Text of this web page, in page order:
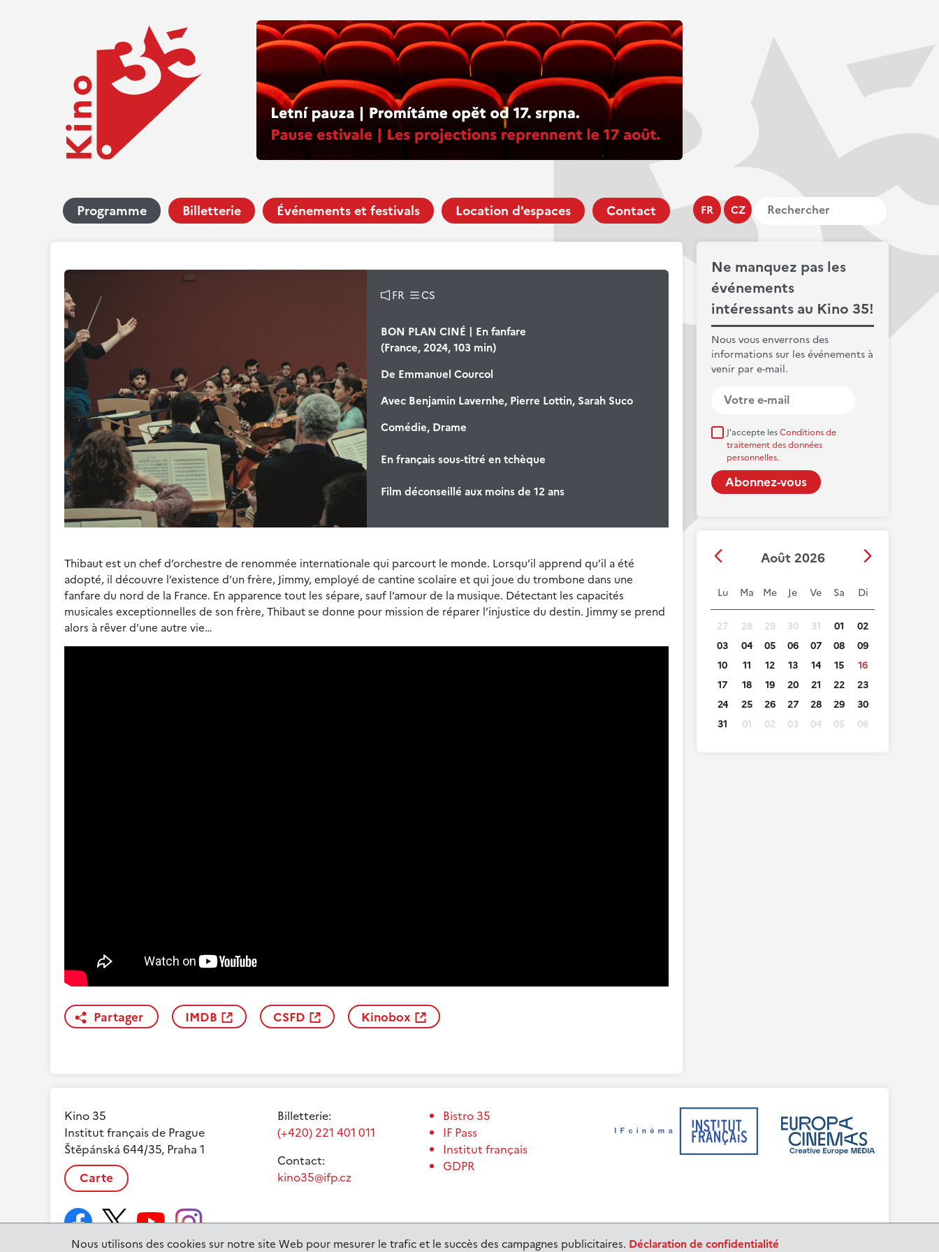
Nous utilisons des cookies sur notre site Web pour mesurer le trafic et le succès des campagnes publicitaires. Déclaration de confidentialité
FR CZ
Programme Billetterie Événements et festivals Location d'espaces Contact
Ne manquez pas les
événements
intéressants au Kino 35!
Nous vous enverrons des
informations sur les événements à
venir par e-mail.
J'accepte lesConditions de
traitement des données
personnelles.
Août 2026
Lu Ma Me Je Ve Sa Di
27 28 29 30 31 01
02
03
04 05 06 07 08
09
10
11 12 13 14 15
16
17
18 19 20 21 22
23
24
25 26 27 28 29
30
31
01 02 03 04 05 06
FR CS
BON PLAN CINÉ | En fanfare
(France, 2024, 103 min)
De Emmanuel Courcol
AvecBenjamin Lavernhe, Pierre Lottin, Sarah Suco
Comédie, Drame
En français sous-titré en tchèque
Film déconseillé aux moins de 12 ans
Thibaut est un chef d’orchestre de renommée internationale qui parcourt le monde. Lorsqu’il apprend qu’il a été
adopté, il découvre l’existence d’un frère, Jimmy, employé de cantine scolaire et qui joue du trombone dans une
fanfare du nord de la France. En apparence tout les sépare, sauf l’amour de la musique. Détectant les capacités
musicales exceptionnelles de son frère, Thibaut se donne pour mission de réparer l’injustice du destin. Jimmy se prend
alors à rêver d’une autre vie…
Partager IMDB CSFD Kinobox
Kino 35
Institut français de Prague
Štěpánská 644/35, Praha 1
Carte
Billetterie:
(+420) 221 401 011
Contact:
kino35@ifp.cz
Bistro 35
IF Pass
Institut français
GDPR